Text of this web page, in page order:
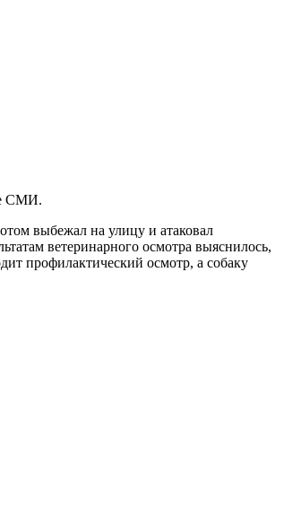
СМИ.
выбежал на улицу и атаковал
ветеринарного осмотра выяснилось,
профилактический осмотр, а собаку